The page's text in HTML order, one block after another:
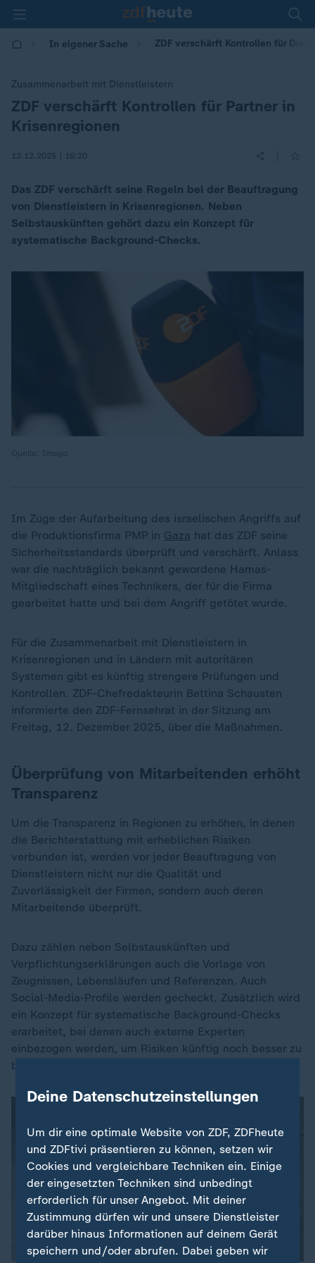
In eigener Sache ZDF verschärft Kontrollen für
Zusammenarbeit mit Dienstleistern
:
ZDF verschärft Kontrollen für Partner in
Krisenregionen
12.12.2025 | 16:20
Das ZDF verschärft seine Regeln bei der Beauftragung
von Dienstleistern in Krisenregionen. Neben
Selbstauskünften gehört dazu ein Konzept für
systematische Background-Checks.
Im Zuge der Aufarbeitung des israelischen Angriffs auf
die Produktionsfirma PMP in Gaza hat das ZDF seine
Sicherheitsstandards überprüft und verschärft. Anlass
war die nachträglich bekannt gewordene Hamas-
Mitgliedschaft eines Technikers, der für die Firma
gearbeitet hatte und bei dem Angriff getötet wurde.
Für die Zusammenarbeit mit Dienstleistern in
Krisenregionen und in Ländern mit autoritären
Systemen gibt es künftig strengere Prüfungen und
Kontrollen. ZDF-Chefredakteurin Bettina Schausten
informierte den ZDF-Fernsehrat in der Sitzung am
Freitag, 12. Dezember 2025, über die Maßnahmen.
Überprüfung von Mitarbeitenden erhöht
Transparenz
Um die Transparenz in Regionen zu erhöhen, in denen
die Berichterstattung mit erheblichen Risiken
verbunden ist, werden vor jeder Beauftragung von
Dienstleistern nicht nur die Qualität und
Zuverlässigkeit der Firmen, sondern auch deren
Mitarbeitende überprüft.
Dazu zählen neben Selbstauskünften und
Verpflichtungserklärungen auch die Vorlage von
Zeugnissen, Lebensläufen und Referenzen. Auch
Social-Media-Profile werden gecheckt. Zusätzlich wird
ein Konzept für systematische Background-Checks
erarbeitet, bei denen auch externe Experten
einbezogen werden, um Risiken künftig noch besser zu
begegnen.
Deine Datenschutzeinstellungen
Um dir eine optimale Website von ZDF, ZDFheute
und ZDFtivi präsentieren zu können, setzen wir
Cookies und vergleichbare Techniken ein. Einige
der eingesetzten Techniken sind unbedingt
erforderlich für unser Angebot. Mit deiner
Zustimmung dürfen wir und unsere Dienstleister
darüber hinaus Informationen auf deinem Gerät
speichern und/oder abrufen. Dabei geben wir